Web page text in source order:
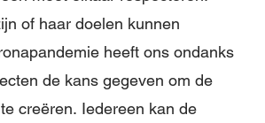
of haar doelen kunnen
heeft ons ondanks
de kans gegeven om de
creëren. Iedereen kan de